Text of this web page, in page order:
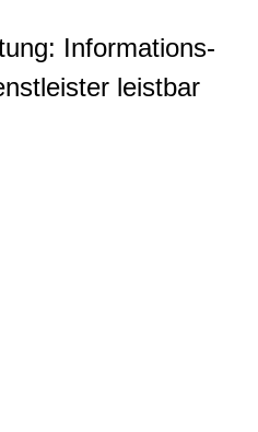
In­for­ma­ti­ons­
leistbar